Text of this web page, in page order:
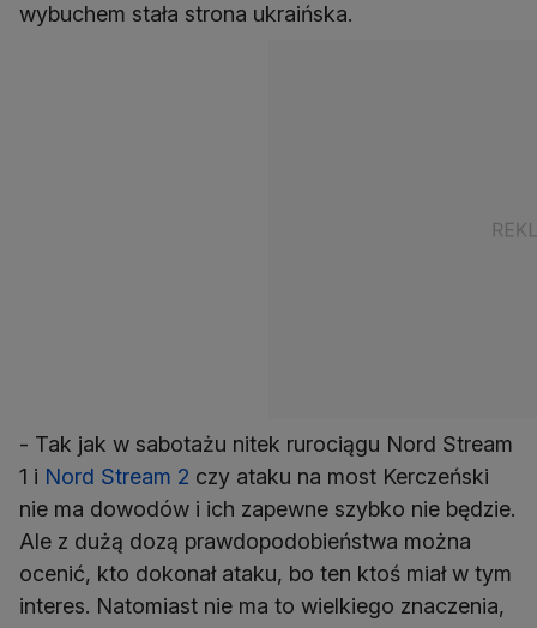
wybuchem stała strona ukraińska.
- Tak jak w sabotażu nitek rurociągu Nord Stream
1 i Nord Stream 2 czy ataku na most Kerczeński
nie ma dowodów i ich zapewne szybko nie będzie.
Ale z dużą dozą prawdopodobieństwa można
ocenić, kto dokonał ataku, bo ten ktoś miał w tym
interes. Natomiast nie ma to wielkiego znaczenia,